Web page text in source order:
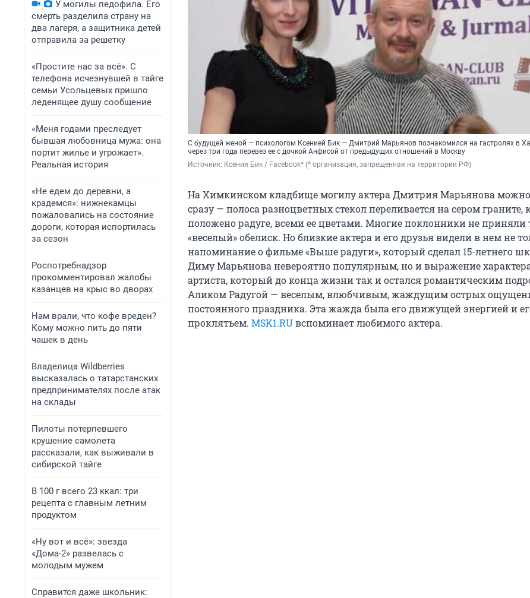
У могилы педофила. Его
смерть разделила страну на
два лагеря, а защитника детей
отправила за решетку
«Простите нас за всё». С
телефона исчезнувшей в тайге
семьи Усольцевых пришло
леденящее душу сообщение
«Меня годами преследует
бывшая любовница мужа: она
портит жилье и угрожает».
Реальная история
«Не едем до деревни, а
крадемся»: нижнекамцы
пожаловались на состояние
дороги, которая испортилась
за сезон
Роспотребнадзор
прокомментировал жалобы
казанцев на крыс во дворах
Нам врали, что кофе вреден?
Кому можно пить до пяти
чашек в день
Владелица Wildberries
высказалась о татарстанских
предпринимателях после атак
на склады
Пилоты потерпевшего
крушение самолета
рассказали, как выживали в
сибирской тайге
В 100 г всего 23 ккал: три
рецепта с главным летним
продуктом
«Ну вот и всё»: звезда
«Дома-2» развелась с
молодым мужем
Справится даже школьник:
С будущей женой — психологом Ксенией Бик — Дмитрий Марьянов познакомился на гастролях в
через три года перевез ее с дочкой Анфисой от предыдущих отношений в Москву
Источник: Ксения Бик / Facebook* (* организация, запрещенная на территории РФ)
На Химкинском кладбище могилу актера Дмитрия Марьянова можно
сразу — полоса разноцветных стекол переливается на сером граните,
положено радуге, всеми ее цветами. Многие поклонники не приняли
«веселый» обелиск. Но близкие актера и его друзья видели в нем не
напоминание о фильме «Выше радуги», который сделал 15-летнего
Диму Марьянова невероятно популярным, но и выражение
артиста, который до конца жизни так и остался романтическим
Аликом Радугой — веселым, влюбчивым, жаждущим острых
постоянного праздника. Эта жажда была его движущей энергией и
проклятьем. MSK1.RUвспоминает любимого актера.